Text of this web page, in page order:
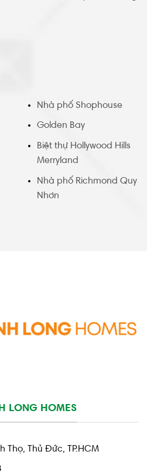
Nhà phố Shophouse
Golden Bay
Biệt thự Hollywood Hills
Merryland
Nhà phố Richmond Quy
Nhơn
LONG HOMES
Thọ, Thủ Đức, TP.HCM